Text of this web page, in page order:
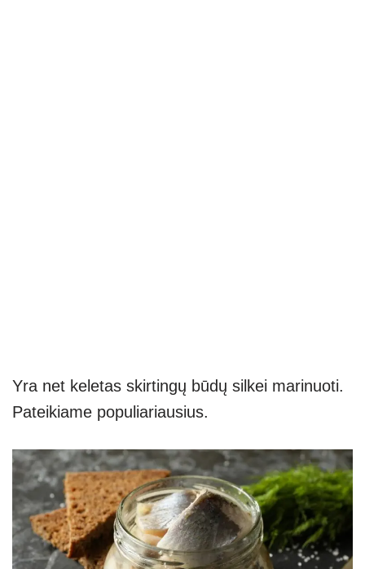
Yra net keletas skirtingų būdų silkei marinuoti.
Pateikiame populiariausius.